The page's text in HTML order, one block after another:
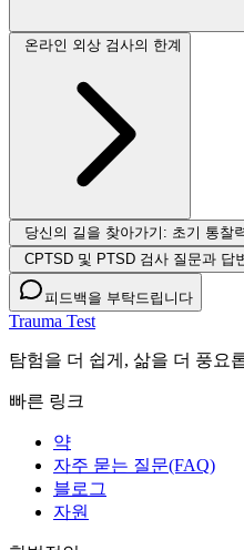
온라인 외상 검사의 한계
당신의 길을 찾아가기: 초기 통찰
CPTSD 및 PTSD 검사 질문과 답
피드백을 부탁드립니다
Trauma Test
탐험을 더 쉽게, 삶을 더 풍요
빠른 링크
약
자주 묻는 질문(FAQ)
블로그
자원